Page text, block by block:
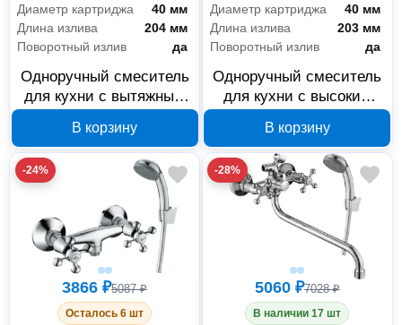
Диаметр картриджа
40 мм
Длина излива
204 мм
Поворотный излив
да
Одноручный смеситель
для кухни с вытяжным
DR70023
В корзину
Диаметр картриджа
40 мм
Длина излива
203 мм
Поворотный излив
да
Одноручный смеситель
для кухни с высоким
Decoroom DR70021
В корзину
-24%
3866 ₽5087 ₽
Осталось 6 шт
-28%
5060 ₽7028 ₽
В наличии 17 шт